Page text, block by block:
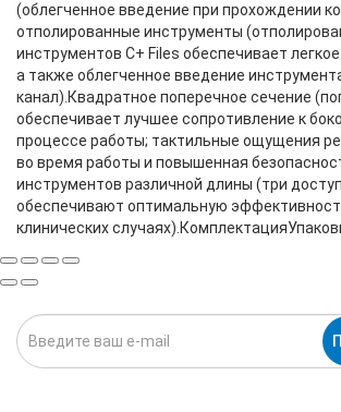
(облегченное введение при прохождении
отполированные инструменты
инструментов C+ Files обеспечивает
а также облегченное введение
канал).Квадратное поперечное сечение
обеспечивает лучшее сопротивление к
процессе работы; тактильные ощущения
во время работы и повышенная
инструментов различной длины (три
обеспечивают оптимальную
клинических